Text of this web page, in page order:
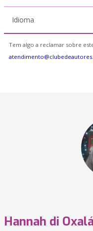
Idioma
Tem algo a reclamar sobre
Hannah di Oxalá